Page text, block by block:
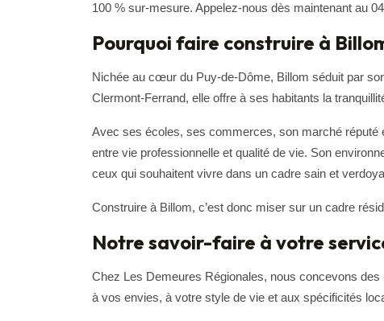
100 % sur-mesure. Appelez-nous dès maintenant au
Pourquoi faire construire à
Nichée au cœur du Puy-de-Dôme, Billom séduit par
Clermont-Ferrand, elle offre à ses habitants la
Avec ses écoles, ses commerces, son marché réputé
entre vie professionnelle et qualité de vie. Son
ceux qui souhaitent vivre dans un cadre sain et
Construire à Billom, c’est donc miser sur un cadre
Notre savoir-faire à votre
Chez Les Demeures Régionales, nous concevons
à vos envies, à votre style de vie et aux spécificités